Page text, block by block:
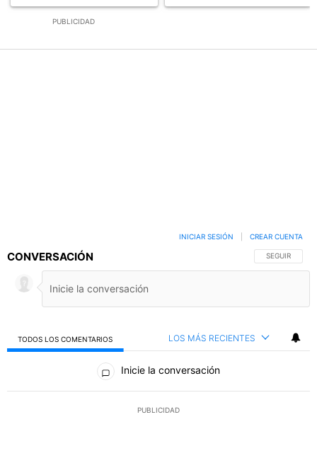
PUBLICIDAD
CONVERSACIÓN SIGA ESTA
SEGUIR
INICIAR SESIÓN CREAR CUENTA
TODOS LOS COMENTARIOS LOS MÁS RECIENTES
Todos los comentarios
Inicie la conversación
PUBLICIDAD